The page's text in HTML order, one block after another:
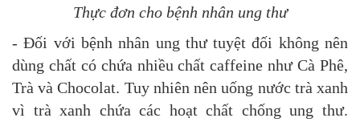
Thực đơn cho bệnh nhân ung thư
- Đối với bệnh nhân ung thư tuyệt đối không nên
dùng chất có chứa nhiều chất caffeine như Cà Phê,
Trà và Chocolat. Tuy nhiên nên uống nước trà xanh
vì trà xanh chứa các hoạt chất chống ung thư.